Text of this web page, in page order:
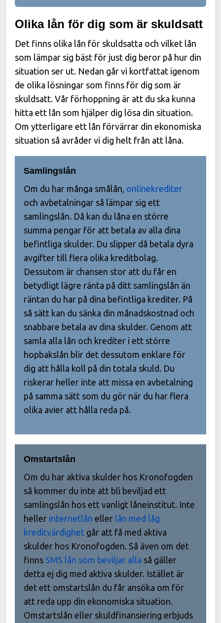
Olika lån för dig som är skuldsatt
Det finns olika lån för skuldsatta och vilket lån
som lämpar sig bäst för just dig beror på hur din
situation ser ut. Nedan går vi kortfattat igenom
de olika lösningar som finns för dig som är
skuldsatt. Vår förhoppning är att du ska kunna
hitta ett lån som hjälper dig lösa din situation.
Om ytterligare ett lån förvärrar din ekonomiska
situation så avråder vi dig helt från att låna.
Samlingslån
Om du har många smålån, onlinekrediter
och avbetalningar så lämpar sig ett
samlingslån. Då kan du låna en större
summa pengar för att betala av alla dina
befintliga skulder. Du slipper då betala dyra
avgifter till flera olika kreditbolag.
Dessutom är chansen stor att du får en
betydligt lägre ränta på ditt samlingslån än
räntan du har på dina befintliga krediter. På
så sätt kan du sänka din månadskostnad och
snabbare betala av dina skulder. Genom att
samla alla lån och krediter i ett större
hopbakslån blir det dessutom enklare för
dig att hålla koll på din totala skuld. Du
riskerar heller inte att missa en avbetalning
på samma sätt som du gör när du har flera
olika avier att hålla reda på.
Omstartslån
Om du har aktiva skulder hos Kronofogden
så kommer du inte att bli beviljad ett
samlingslån hos ett vanligt låneinstitut. Inte
heller internetlån eller lån med låg
kreditvärdighet går att få med aktiva
skulder hos Kronofogden. Så även om det
finns SMS lån som beviljar alla så gäller
detta ej dig med aktiva skulder. Istället är
det ett omstartslån du får ansöka om för
att reda upp din ekonomiska situation.
Omstartslån eller skuldfinansiering erbjuds